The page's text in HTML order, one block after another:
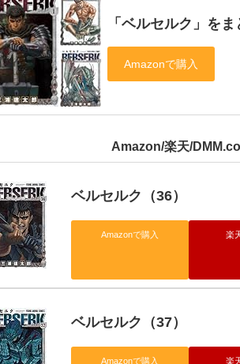
「ベルセルク」を
Amazon/楽天/
ベルセルク（36）
Amazonで購入 楽
ベルセルク（37）
Amazonで購入 楽